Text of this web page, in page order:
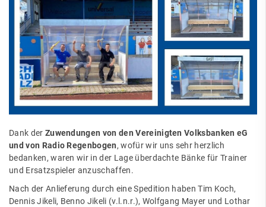
Dank der Zuwendungen von den Vereinigten Volksbanken eG
und von Radio Regenbogen, wofür wir uns sehr herzlich
bedanken, waren wir in der Lage überdachte Bänke für Trainer
und Ersatzspieler anzuschaffen.
Nach der Anlieferung durch eine Spedition haben Tim Koch,
Dennis Jikeli, Benno Jikeli (v.l.n.r.), Wolfgang Mayer und Lothar